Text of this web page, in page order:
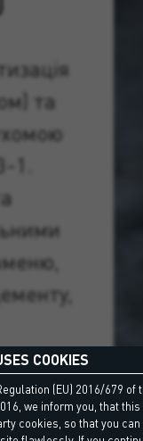
та
1.
та
у
COOKIES
(EU) 2016/679 of
we inform you, that
cookies, so that you